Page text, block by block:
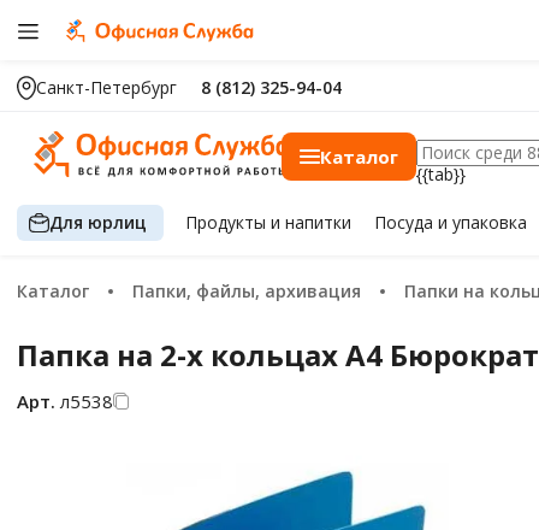
Санкт-Петербург 8 (812) 325-94-04
Каталог
{{tab}}
Для юрлиц Продуктыи напитки Посуда и упаковка
Каталог Папки, файлы, архивация Папки на
Папка на 2-х кольцах А4
Арт. л5538